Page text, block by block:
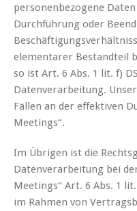
personenbezogene
Durchführung oder
elementarer Bestandteil
so ist Art. 6 Abs. 1 lit. f)
Datenverarbeitung.
Fällen an der effektiven
Meetings“.
Im Übrigen ist die
Datenverarbeitung bei
Meetings“ Art. 6 Abs. 1
im Rahmen von